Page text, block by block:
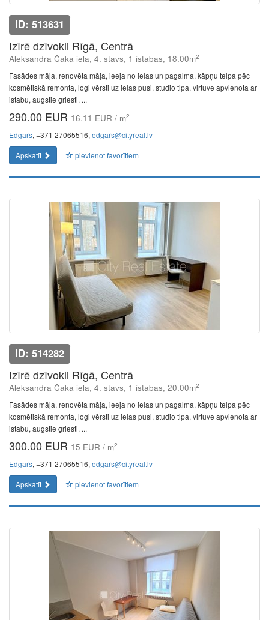
ID: 513631
Izīrē dzīvokli Rīgā, Centrā
Aleksandra Čaka iela, 4. stāvs, 1 istabas, 18.00m2
Fasādes māja, renovēta māja, ieeja no ielas un pagalma, kāpņu telpa pēc
kosmētiskā remonta, logi vērsti uz ielas pusi, studio tipa, virtuve apvienota ar
istabu, augstie griesti, ...
290.00 EUR 16.11 EUR / m2
Edgars, +371 27065516, edgars@cityreal.lv
Apskatīt
pievienot favorītiem
ID: 514282
Izīrē dzīvokli Rīgā, Centrā
Aleksandra Čaka iela, 4. stāvs, 1 istabas, 20.00m2
Fasādes māja, renovēta māja, ieeja no ielas un pagalma, kāpņu telpa pēc
kosmētiskā remonta, logi vērsti uz ielas pusi, studio tipa, virtuve apvienota ar
istabu, augstie griesti, ...
300.00 EUR 15 EUR / m2
Edgars, +371 27065516, edgars@cityreal.lv
Apskatīt
pievienot favorītiem